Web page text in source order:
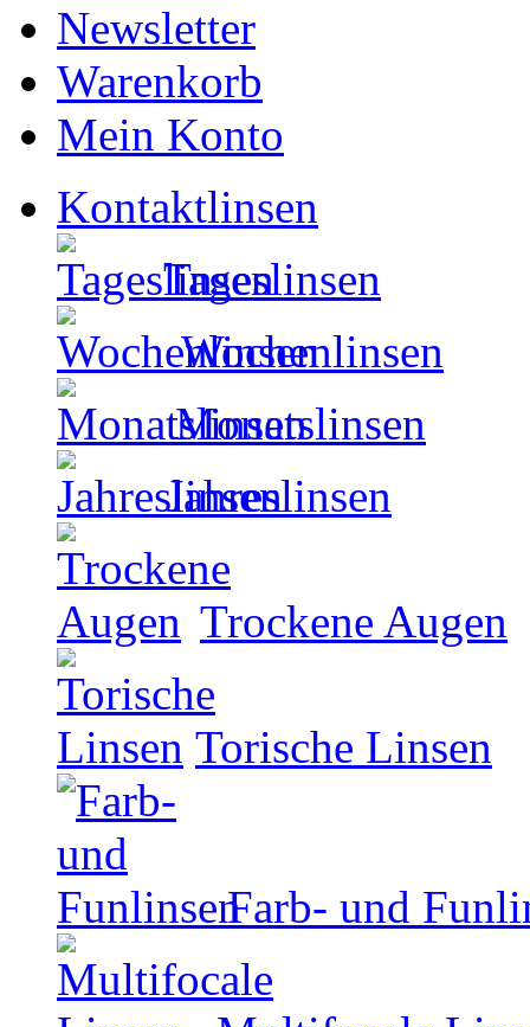
Newsletter
Warenkorb
Mein Konto
Kontaktlinsen
Tageslinsen
Wochenlinsen
Monatslinsen
Jahreslinsen
Trockene Augen
Torische Linsen
Farb- und